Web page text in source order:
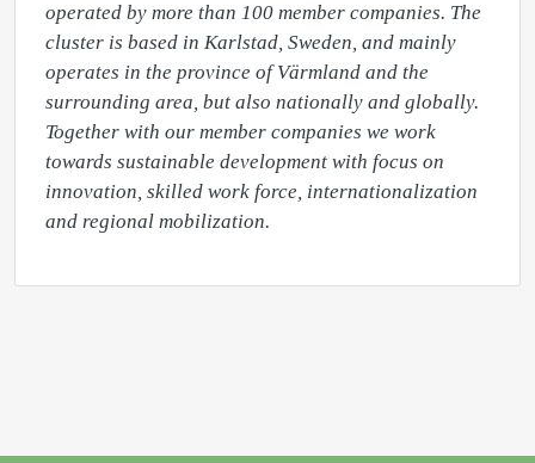
operated by more than 100 member companies. The
cluster is based in Karlstad, Sweden, and mainly
operates in the province of Värmland and the
surrounding area, but also nationally and globally.
Together with our member companies we work
towards sustainable development with focus on
innovation, skilled work force, internationalization
and regional mobilization.